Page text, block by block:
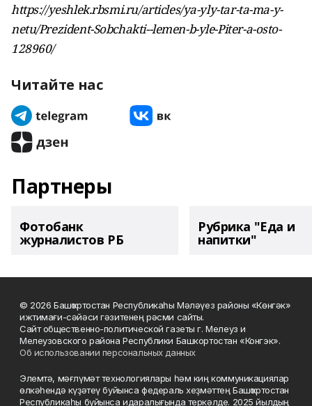
https://yeshlek.rbsmi.ru/articles/ya-yly-tar-ta-ma-y-
netu/Prezident-Sobchakti--lemen-b-yle-Piter-a-osto-
128960/
Читайте нас
Партнеры
Фотобанк
журналистов РБ
Рубрика "Еда и
напитки"
© 2026 Башҡортостан Республикаһы Мәләүез районы «Көнгәк»
ижтимағи-сәйәси гәзитенең рәсми сайты.
Сайт общественно-политической газеты г. Мелеуз и
Мелеузовского района Республики Башкортостан «Конгэк».
Об использовании персональных данных
Элемтә, мәғлүмәт технологиялары һәм киң коммуникациялар
өлкәһендә күҙәтеү буйынса федераль хеҙмәттең Башҡортостан
Республикаһы буйынса идаралығында теркәлде. 2025 йылдың